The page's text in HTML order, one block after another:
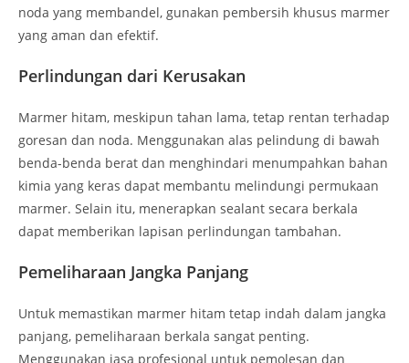
noda yang membandel, gunakan pembersih khusus marmer
yang aman dan efektif.
Perlindungan dari Kerusakan
Marmer hitam, meskipun tahan lama, tetap rentan terhadap
goresan dan noda. Menggunakan alas pelindung di bawah
benda-benda berat dan menghindari menumpahkan bahan
kimia yang keras dapat membantu melindungi permukaan
marmer. Selain itu, menerapkan sealant secara berkala
dapat memberikan lapisan perlindungan tambahan.
Pemeliharaan Jangka Panjang
Untuk memastikan marmer hitam tetap indah dalam jangka
panjang, pemeliharaan berkala sangat penting.
Menggunakan jasa profesional untuk pemolesan dan